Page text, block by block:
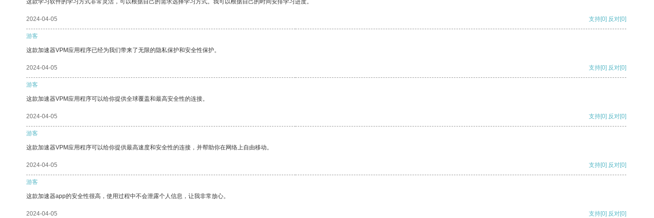
这款学习软件的学习方式非常灵活，可以根据自己的需求选择学习方式。我可以根据自己的时间安排学习进度。
2024-04-05 支持[0] 反对[0]
游客
这款加速器VPM应用程序已经为我们带来了无限的隐私保护和安全性保护。
2024-04-05 支持[0] 反对[0]
游客
这款加速器VPM应用程序可以给你提供全球覆盖和最高安全性的连接。
2024-04-05 支持[0] 反对[0]
游客
这款加速器VPM应用程序可以给你提供最高速度和安全性的连接，并帮助你在网络上自由移动。
2024-04-05 支持[0] 反对[0]
游客
这款加速器app的安全性很高，使用过程中不会泄露个人信息，让我非常放心。
2024-04-05 支持[0] 反对[0]